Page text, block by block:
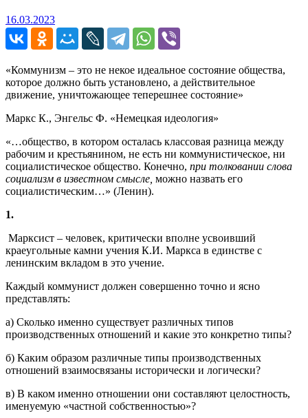
16.03.202316.03.2023
«Коммунизм – это не некое идеальное состояние общества,
которое должно быть установлено, а действительное
движение, уничтожающее теперешнее состояние»
Маркс К., Энгельс Ф. «Немецкая идеология»
«…общество, в котором осталась классовая разница между
рабочим и крестьянином, не есть ни коммунистическое, ни
социалистическое общество. Конечно, при толковании слова
социализм в известном смысле, можно назвать его
социалистическим…» (Ленин).
1.
Марксист – человек, критически вполне усвоивший
краеугольные камни учения К.И. Маркса в единстве с
ленинским вкладом в это учение.
Каждый коммунист должен совершенно точно и ясно
представлять:
а) Сколько именно существует различных типов
производственных отношений и какие это конкретно типы?
б) Каким образом различные типы производственных
отношений взаимосвязаны исторически и логически?
в) В каком именно отношении они составляют целостность,
именуемую «частной собственностью»?